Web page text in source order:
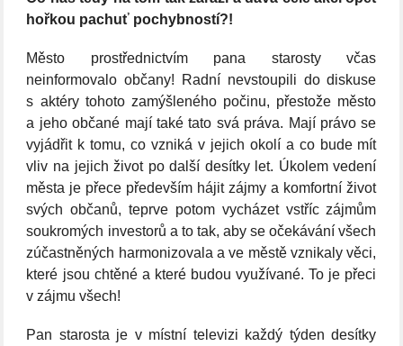
hořkou pachuť pochybností?!
Město prostřednictvím pana starosty včas
neinformovalo občany! Radní nevstoupili do diskuse
s aktéry tohoto zamýšleného počinu, přestože město
a jeho občané mají také tato svá práva. Mají právo se
vyjádřit k tomu, co vzniká v jejich okolí a co bude mít
vliv na jejich život po další desítky let. Úkolem vedení
města je přece především hájit zájmy a komfortní život
svých občanů, teprve potom vycházet vstříc zájmům
soukromých investorů a to tak, aby se očekávání všech
zúčastněných harmonizovala a ve městě vznikaly věci,
které jsou chtěné a které budou využívané. To je přeci
v zájmu všech!
Pan starosta je v místní televizi každý týden desítky